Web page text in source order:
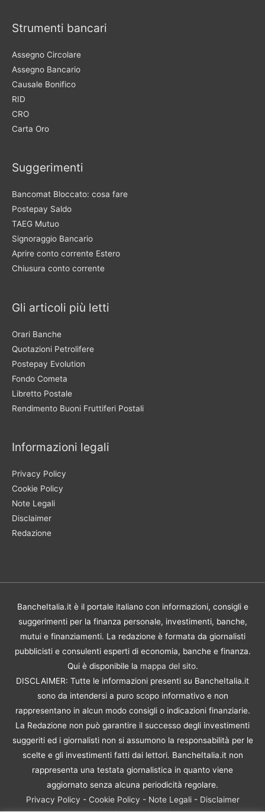
Strumenti bancari
Assegno Circolare
Assegno Bancario
Causale Bonifico
RID
CRO
Carta Oro
Suggerimenti
Bancomat Bloccato: cosa fare
Postepay Saldo
TAEG Mutuo
Signoraggio Bancario
Aprire conto corrente Estero
Chiusura conto corrente
Gli articoli più letti
Orari Banche
Quotazioni Petrolifere
Postepay Evolution
Fondo Cometa
Libretto Postale
Rendimento Buoni Fruttiferi Postali
Informazioni legali
Privacy Policy
Cookie Policy
Note Legali
Disclaimer
Redazione
BancheItalia.it è il portale italiano con informazioni, consigli e
suggerimenti per la finanza personale, investimenti, banche,
mutui e finanziamenti. La redazione è formata da giornalisti
pubblicisti e consulenti esperti di economia, banche e finanza.
Qui è disponibile la mappa del sito.
DISCLAIMER: Tutte le informazioni presenti su BancheItalia.it
sono da intendersi a puro scopo informativo e non
rappresentano in alcun modo consigli o indicazioni finanziarie.
La Redazione non può garantire il successo degli investimenti
suggeriti ed i giornalisti non si assumono la responsabilità per le
scelte e gli investimenti fatti dai lettori. BancheItalia.it non
rappresenta una testata giornalistica in quanto viene
aggiornato senza alcuna periodicità regolare.
Privacy Policy - Cookie Policy - Note Legali- Disclaimer